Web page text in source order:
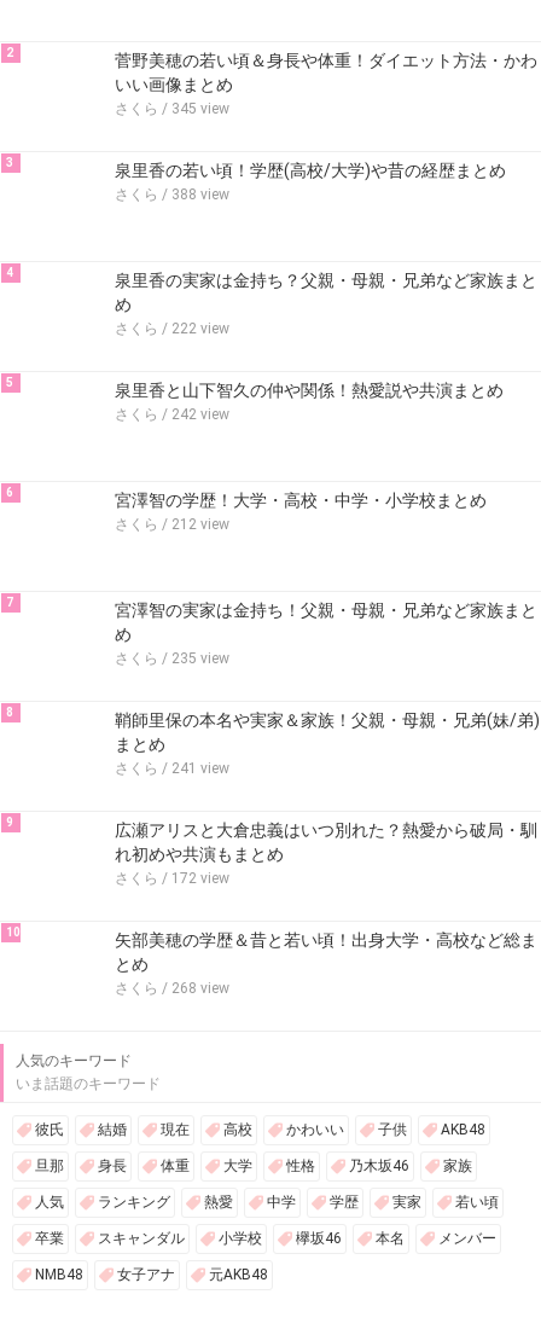
2
菅野美穂の若い頃＆身長や体重！ダイエット方法・かわ
いい画像まとめ
さくら / 345 view
3 泉里香の若い頃！学歴(高校/大学)や昔の経歴まとめ
さくら / 388 view
4
泉里香の実家は金持ち？父親・母親・兄弟など家族まと
め
さくら / 222 view
5 泉里香と山下智久の仲や関係！熱愛説や共演まとめ
さくら / 242 view
6 宮澤智の学歴！大学・高校・中学・小学校まとめ
さくら / 212 view
7
宮澤智の実家は金持ち！父親・母親・兄弟など家族まと
め
さくら / 235 view
8
鞘師里保の本名や実家＆家族！父親・母親・兄弟(妹/弟)
まとめ
さくら / 241 view
9
広瀬アリスと大倉忠義はいつ別れた？熱愛から破局・馴
れ初めや共演もまとめ
さくら / 172 view
10
矢部美穂の学歴＆昔と若い頃！出身大学・高校など総ま
とめ
さくら / 268 view
人気のキーワード
いま話題のキーワード
彼氏 結婚 現在 高校 かわいい 子供 AKB48
旦那 身長 体重 大学 性格 乃木坂46 家族
人気 ランキング 熱愛 中学 学歴 実家 若い頃
卒業 スキャンダル 小学校 欅坂46 本名 メンバー
NMB48 女子アナ 元AKB48